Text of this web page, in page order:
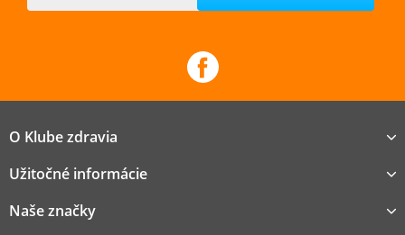
O Klube zdravia
Užitočné informácie
Naše značky